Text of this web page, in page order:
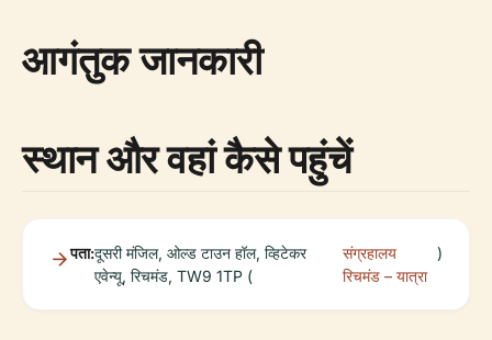
आगंतुक जानकारी
स्थान और वहां कैसे पहुंचें
पता:दूसरी मंजिल, ओल्ड टाउन हॉल, व्हिटेकर
एवेन्यू, रिचमंड, TW9 1TP (
संग्रहालय
रिचमंड – यात्रा
)